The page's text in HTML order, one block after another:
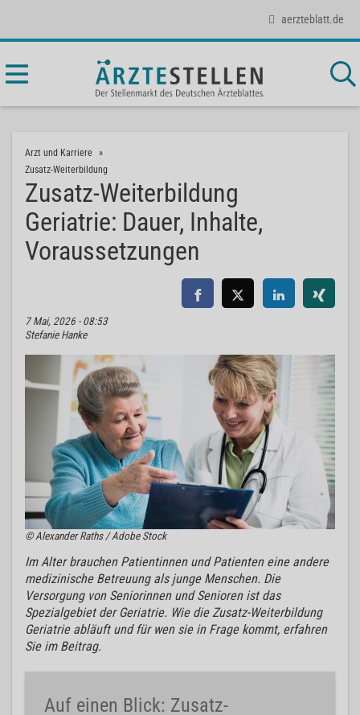
aerzteblatt.de
Arzt und Karriere
Zusatz-Weiterbildung
Zusatz-Weiterbildung
Geriatrie: Dauer, Inhalte,
Voraussetzungen
7 Mai, 2026 - 08:53
Stefanie Hanke
© Alexander Raths / Adobe Stock
Im Alter brauchen Patientinnen und Patienten eine andere
medizinische Betreuung als junge Menschen. Die
Versorgung von Seniorinnen und Senioren ist das
Spezialgebiet der Geriatrie. Wie die Zusatz-Weiterbildung
Geriatrie abläuft und für wen sie in Frage kommt, erfahren
Sie im Beitrag.
Auf einen Blick: Zusatz-